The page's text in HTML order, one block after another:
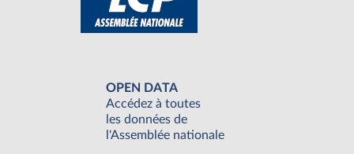
OPEN DATA
Accédez à toutes
les données de
l'Assemblée nationale